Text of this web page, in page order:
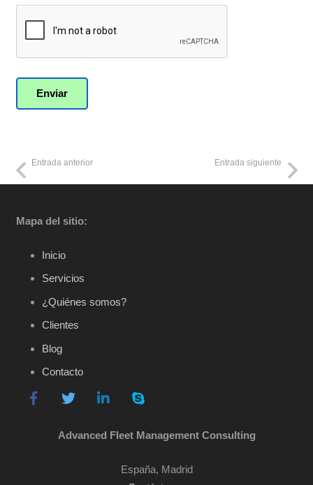
Entrada anterior Entrada siguiente
Mapa del sitio:
Inicio
Servicios
¿Quiénes somos?
Clientes
Blog
Contacto
Advanced Fleet Management Consulting
España, Madrid